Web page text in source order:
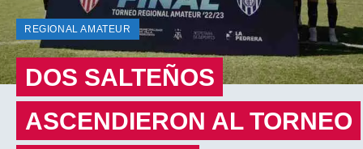
REGIONAL AMATEUR
DOS SALTEÑOS
ASCENDIERON AL TORNEO